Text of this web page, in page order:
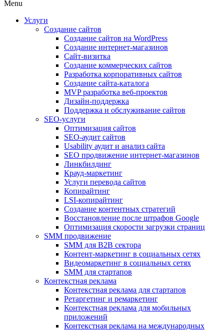
Menu
Услуги
Создание сайтов
Создание сайтов на WordPress
Создание интернет-магазинов
Сайт-визитка
Создание коммерческих сайтов
Разработка корпоративных сайтов
Создание сайта-каталога
MVP разработка веб-проектов
Дизайн-поддержка
Поддержка и обслуживание сайтов
SEO-услуги
Оптимизация сайтов
SEO-аудит сайтов
Usability аудит и анализ сайта
SEO продвижение интернет-магазинов
Линкбилдинг
Крауд-маркетинг
Услуги перевода сайтов
Копирайтинг
LSI-копирайтинг
Создание контентных стратегий
Восстановление после штрафов Google
Оптимизация скорости загрузки страниц
SMM продвижение
SMM для B2B сектора
Контент-маркетинг в социальных сетях
Видеомаркетинг в социальных сетях
SMM для стартапов
Контекстная реклама
Контекстная реклама для стартапов
Ретаргетинг и ремаркетинг
Контекстная реклама для мобильных
приложений
Контекстная реклама на международных